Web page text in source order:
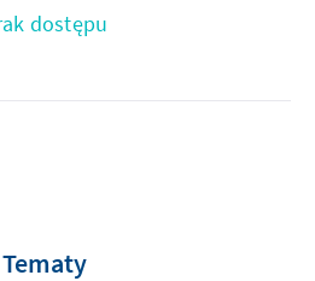
dostępu
Tematy